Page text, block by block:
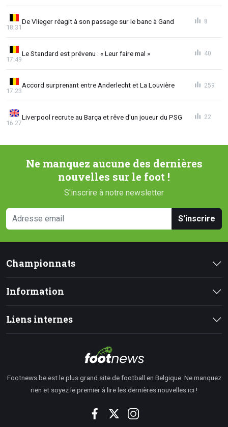
De Vlieger réagit à son passage sur le banc à Gand
18:31
8
Le Standard est prévenu : « Leur faire mal »
17:49
40
Accord surprenant entre Anderlecht et La Louvière
17:23
259
Liverpool recrute au Barça et rêve d'un joueur du PSG
16:27
22
Ne manquez aucune des dernières
nouvelles sur le foot !
S'inscrire à notre newsletter
S'inscrire
Championnats
Information
Liens internes
Footnews.be est le plus grand site de football en Belgique. Ne manquez
rien et soyez le premier à lire les dernières nouvelles ici !